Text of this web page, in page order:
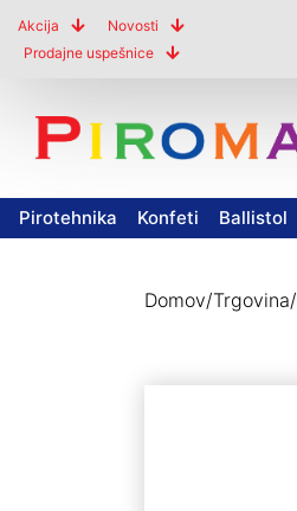
Akcija
Novosti
Prodajne uspešnice
Pirotehnika Konfeti Ballistol
Domov/Trgovina/